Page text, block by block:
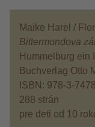
Maike Harel /
Bittermondova
Hummelburg ein
Buchverlag Otto
ISBN: 978-3-
288 strán
pre deti od 10